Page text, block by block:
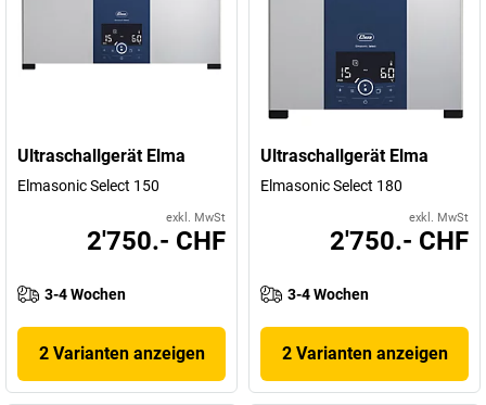
Ultraschallgerät Elma
Elmasonic Select 150
exkl. MwSt
2'750.- CHF
3-4 Wochen
2 Varianten anzeigen
Ultraschallgerät Elma
Elmasonic Select 180
exkl. MwSt
2'750.- CHF
3-4 Wochen
2 Varianten anzeigen